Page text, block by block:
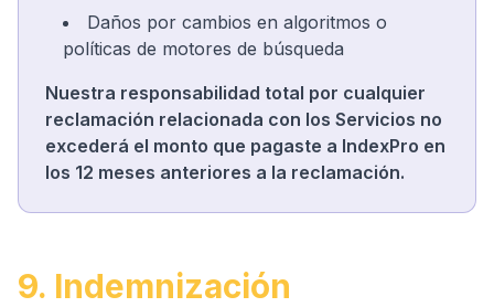
Daños por cambios en algoritmos o
políticas de motores de búsqueda
Nuestra responsabilidad total por cualquier
reclamación relacionada con los Servicios no
excederá el monto que pagaste a IndexPro en
los 12 meses anteriores a la reclamación.
9. Indemnización